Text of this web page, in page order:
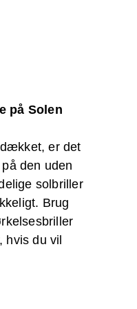
på Solen
er det
den uden
solbriller
Brug
hvis du vil